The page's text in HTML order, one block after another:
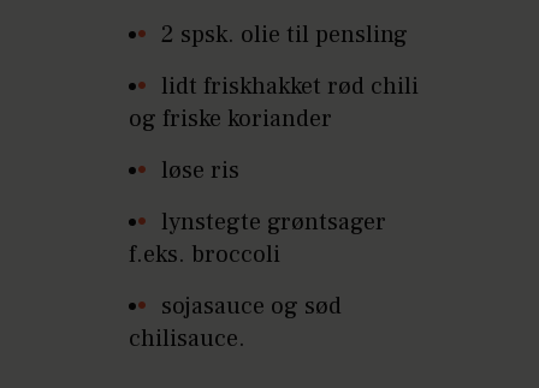
2 spsk. olie til pensling
lidt friskhakket rød chili
og friske koriander
løse ris
lynstegte grøntsager
f.eks. broccoli
sojasauce og sød
chilisauce.